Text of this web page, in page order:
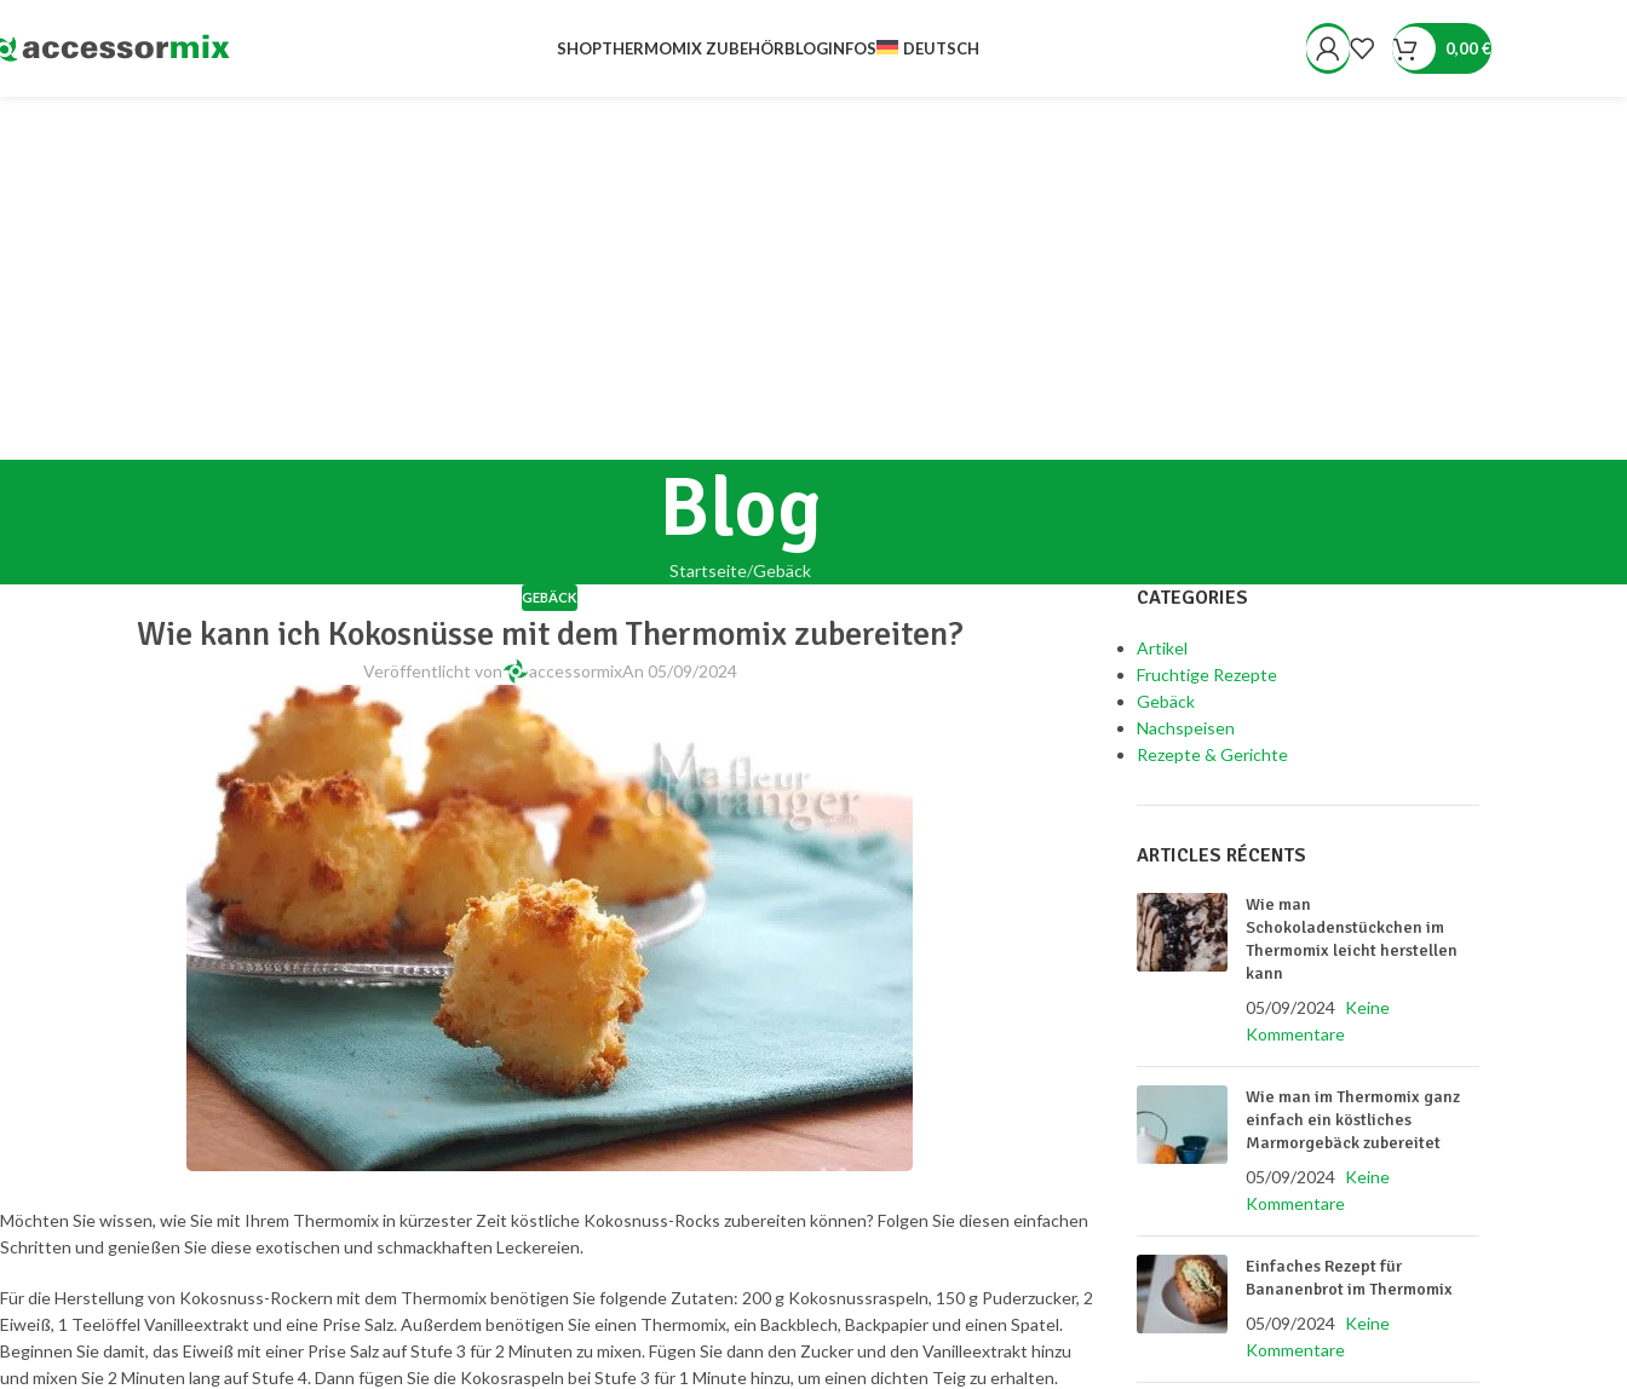
SHOPTHERMOMIX ZUBEHÖRBLOGINFOS DEUTSCH 0,00€
Blog
Startseite Gebäck
GEBÄCK
Wie kann ich Kokosnüsse mit dem Thermomix zubereiten?
Veröffentlicht von accessormixAn 05/09/2024
Möchten Sie wissen, wie Sie mit Ihrem Thermomix in kürzester Zeit köstliche Kokosnuss-Rocks zubereiten können? Folgen Sie diesen einfachen
Schritten und genießen Sie diese exotischen und schmackhaften Leckereien.
Für die Herstellung von Kokosnuss-Rockern mit dem Thermomix benötigen Sie folgende Zutaten: 200 g Kokosnussraspeln, 150 g Puderzucker, 2
Eiweiß, 1 Teelöffel Vanilleextrakt und eine Prise Salz. Außerdem benötigen Sie einen Thermomix, ein Backblech, Backpapier und einen Spatel.
Beginnen Sie damit, das Eiweiß mit einer Prise Salz auf Stufe 3 für 2 Minuten zu mixen. Fügen Sie dann den Zucker und den Vanilleextrakt hinzu
und mixen Sie 2 Minuten lang auf Stufe 4. Dann fügen Sie die Kokosraspeln bei Stufe 3 für 1 Minute hinzu, um einen dichten Teig zu erhalten.
CATEGORIES
Artikel
Fruchtige Rezepte
Gebäck
Nachspeisen
Rezepte & Gerichte
ARTICLES RÉCENTS
Wie man
Schokoladenstückchen im
Thermomix leicht herstellen
kann
05/09/2024 Keine
Kommentare
Wie man im Thermomix ganz
einfach ein köstliches
Marmorgebäck zubereitet
05/09/2024 Keine
Kommentare
Einfaches Rezept für
Bananenbrot im Thermomix
05/09/2024 Keine
Kommentare